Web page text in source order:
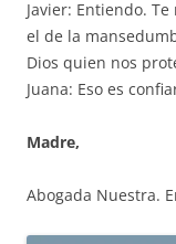
Javier: Entiendo.
el de la
Dios quien nos
Juana: Eso es
Madre,
Abogada Nuestra.